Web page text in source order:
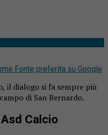
Fonte preferita su Google
il dialogo si fa sempre più
di San Bernardo.
Calcio